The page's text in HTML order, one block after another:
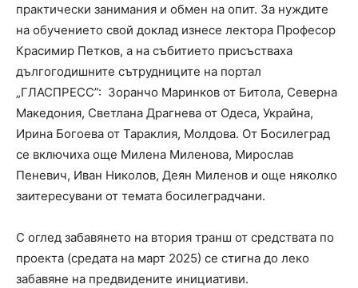
практически занимания и обмен на опит. За нуждите
на обучението свой доклад изнесе лектора Професор
Красимир Петков, а на събитието присъстваха
дългогодишните сътрудниците на портал
„ГЛАСПРЕСС”: Зоранчо Маринков от Битола, Северна
Македония, Светлана Драгнева от Одеса, Украйна,
Ирина Богоева от Тараклия, Молдова. От Босилеград
се включиха още Милена Миленова, Мирослав
Пеневич, Иван Николов, Деян Миленов и още няколко
заитересувани от темата босилеградчани.
С оглед забавянето на втория транш от средствата по
проекта (средата на март 2025) се стигна до леко
забавяне на предвидените инициативи.